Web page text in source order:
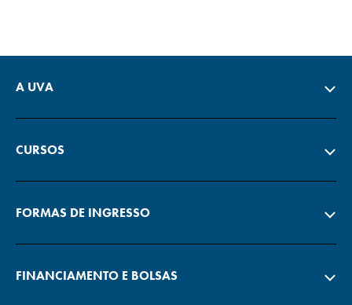
A UVA
CURSOS
FORMAS DE INGRESSO
FINANCIAMENTO E BOLSAS